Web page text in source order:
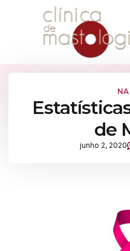
de
junho 2, 2020